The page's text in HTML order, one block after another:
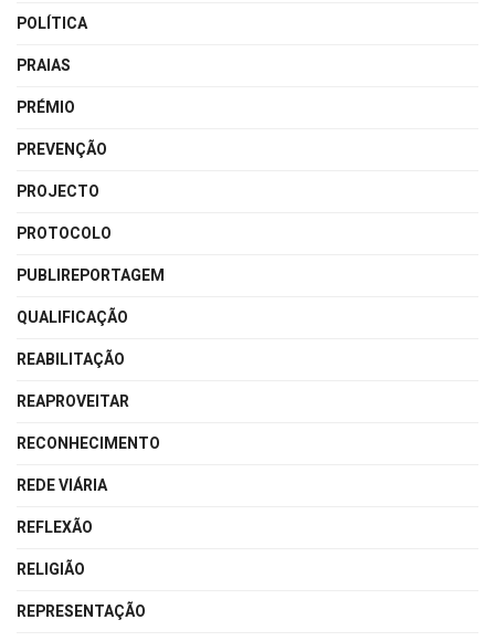
POLÍTICA
PRAIAS
PRÉMIO
PREVENÇÃO
PROJECTO
PROTOCOLO
PUBLIREPORTAGEM
QUALIFICAÇÃO
REABILITAÇÃO
REAPROVEITAR
RECONHECIMENTO
REDE VIÁRIA
REFLEXÃO
RELIGIÃO
REPRESENTAÇÃO